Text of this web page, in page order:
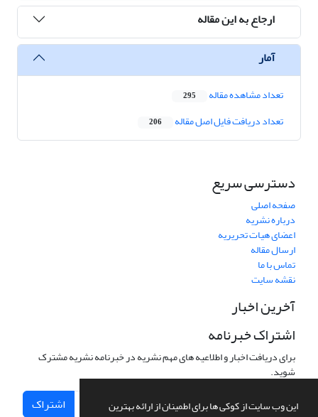
این وب سایت از کوکی ها برای اطمینان از ارائه بهترین
ارجاع به این مقاله
آمار
تعداد مشاهده مقاله 295
تعداد دریافت فایل اصل مقاله 206
دسترسی سریع
صفحه اصلی
درباره نشریه
اعضای هیات تحریریه
ارسال مقاله
تماس با ما
نقشه سایت
آخرین اخبار
اشتراک خبرنامه
برای دریافت اخبار و اطلاعیه های مهم نشریه در خبرنامه نشریه مشترک
شوید.
اشتراک